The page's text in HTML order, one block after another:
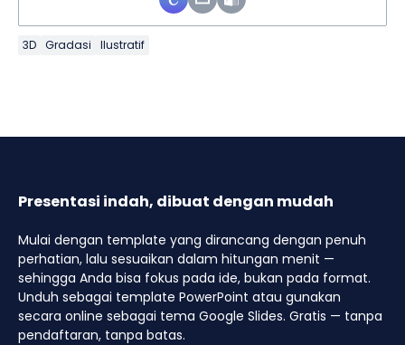
3D Gradasi Ilustratif
Presentasi indah, dibuat dengan mudah
Mulai dengan template yang dirancang dengan penuh
perhatian, lalu sesuaikan dalam hitungan menit —
sehingga Anda bisa fokus pada ide, bukan pada format.
Unduh sebagai template PowerPoint atau gunakan
secara online sebagai tema Google Slides. Gratis — tanpa
pendaftaran, tanpa batas.